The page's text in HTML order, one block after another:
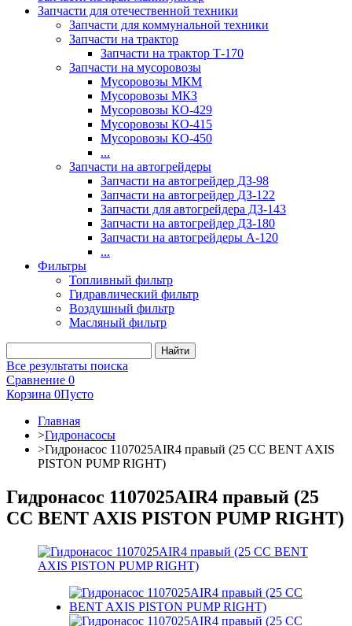
Запчасти для отечественной техники
Запчасти для коммунальной техники
Запчасти на трактор
Запчасти на трактор Т-170
Запчасти на мусоровозы
Мусоровозы МКМ
Мусоровозы МКЗ
Мусоровозы КО-429
Мусоровозы КО-415
Мусоровозы КО-450
...
Запчасти на автогрейдеры
Запчасти на автогрейдер ДЗ-98
Запчасти на автогрейдер ДЗ-122
Запчасти для автогрейдера ДЗ-143
Запчасти на автогрейдер ДЗ-180
Запчасти на автогрейдеры А-120
...
Фильтры
Топливный фильтр
Гидравлический фильтр
Воздушный фильтр
Масляный фильтр
Все результаты поиска
Сравнение 0
Корзина 0Пусто
Главная
>Гидронасосы
>Гидронасос 1107025AIR4 правый (25 CC BENT AXIS
PISTON PUMP RIGHT)
Гидронасос 1107025AIR4 правый (25
CC BENT AXIS PISTON PUMP RIGHT)